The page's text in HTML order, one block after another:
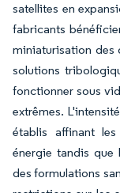
satellites en
fabricants
miniaturisation des
solutions
fonctionner sous
extrêmes.
établis affinant
énergie tandis que
des formulations